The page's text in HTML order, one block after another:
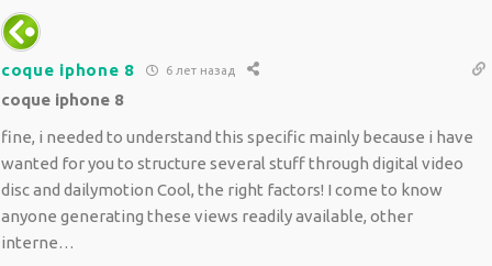
coque iphone 8 6 лет назад
coque iphone 8
fine, i needed to understand this specific mainly because i have
wanted for you to structure several stuff through digital video
disc and dailymotion Cool, the right factors! I come to know
anyone generating these views readily available, other
interne…